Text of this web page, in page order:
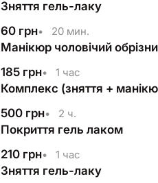
Зняття гель-лаку
60 грн• 20 мин.
Манікюр чоловічий
185 грн• 1 час
Комплекс (зняття +
500 грн• 2 ч.
Покриття гель лаком
210 грн• 1 час
Зняття гель-лаку